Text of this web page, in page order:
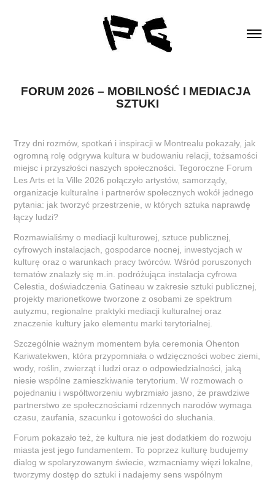
FORUM 2026 – MOBILNOŚĆ I MEDIACJA
SZTUKI
Trzy dni rozmów, spotkań i inspiracji w Montrealu pokazały, jak
ogromną rolę odgrywa kultura w budowaniu relacji, tożsamości
miejsc i przyszłości naszych społeczności. Tegoroczne Forum
Les Arts et la Ville 2026 połączyło artystów, samorządy,
organizacje kulturalne i partnerów społecznych wokół jednego
pytania: jak tworzyć przestrzenie, w których sztuka naprawdę
łączy ludzi?
Rozmawialiśmy o mediacji kulturowej, sztuce publicznej,
cyfrowych instalacjach, gospodarce nocnej, inwestycjach w
kulturę oraz o warunkach pracy twórców. Wśród poruszonych
tematów znalazły się m.in. podróżująca instalacja cyfrowa
Celestia, doświadczenia Gatineau w zakresie sztuki publicznej,
projekty marionetkowe tworzone z osobami ze spektrum
autyzmu, regionalne praktyki mediacji kulturalnej oraz
znaczenie kultury jako elementu marki terytorialnej.
Szczególnie ważnym momentem była ceremonia Ohenton
Kariwatekwen, która przypomniała o wdzięczności wobec ziemi,
wody, roślin, zwierząt i ludzi oraz o odpowiedzialności, jaką
niesie wspólne zamieszkiwanie terytorium. W rozmowach o
pojednaniu i współtworzeniu wybrzmiało jasno, że prawdziwe
partnerstwo ze społecznościami rdzennych narodów wymaga
czasu, zaufania, szacunku i gotowości do słuchania.
Forum pokazało też, że kultura nie jest dodatkiem do rozwoju
miasta jest jego fundamentem. To poprzez kulturę budujemy
dialog w spolaryzowanym świecie, wzmacniamy więzi lokalne,
tworzymy dostęp do sztuki i nadajemy sens wspólnym